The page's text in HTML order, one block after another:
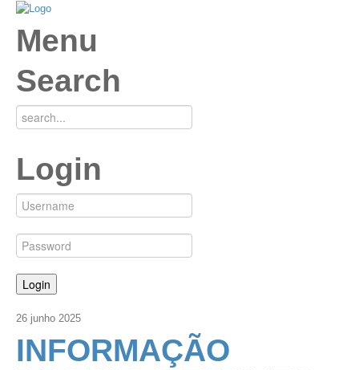
Menu
Search
Login
26 junho 2025
INFORMAÇÃO